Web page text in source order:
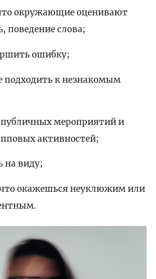
окружающие оценивают
поведение слова;
ошибку;
подходить к незнакомым
публичных мероприятий и
активностей;
на виду;
окажешься неуклюжим или